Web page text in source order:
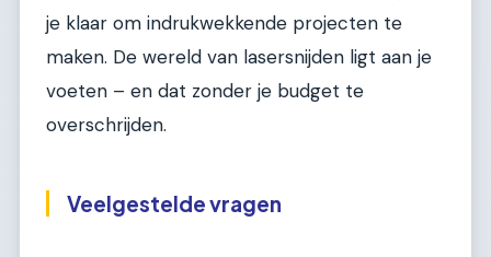
je klaar om indrukwekkende projecten te
maken. De wereld van lasersnijden ligt aan je
voeten – en dat zonder je budget te
overschrijden.
Veelgestelde vragen